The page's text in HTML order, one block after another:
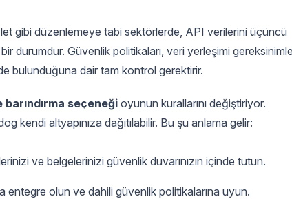
gibi düzenlemeye tabi sektörlerde, API verilerini üçüncü
durumdur. Güvenlik politikaları, veri yerleşimi
bulunduğuna dair tam kontrol gerektirir.
seçeneği oyunun kurallarını değiştiriyor.
kendi altyapınıza dağıtılabilir. Bu şu anlama gelir:
ve belgelerinizi güvenlik duvarınızın içinde tutun.
entegre olun ve dahili güvenlik politikalarına uyun.